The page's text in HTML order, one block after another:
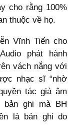
cho rằng 100%
thuộc về họ.
Vĩnh Tiến cho
phát hành
vách nắng với
nhạc sĩ “nhờ
tác giả âm
bản ghi mà BH
là bản ghi do